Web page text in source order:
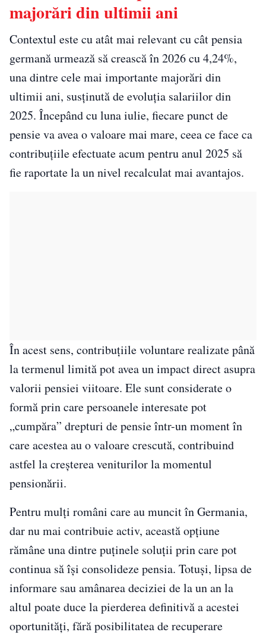
majorări din ultimii ani
Contextul este cu atât mai relevant cu cât pensia
germană urmează să crească în 2026 cu 4,24%,
una dintre cele mai importante majorări din
ultimii ani, susținută de evoluția salariilor din
2025. Începând cu luna iulie, fiecare punct de
pensie va avea o valoare mai mare, ceea ce face ca
contribuțiile efectuate acum pentru anul 2025 să
fie raportate la un nivel recalculat mai avantajos.
În acest sens, contribuțiile voluntare realizate până
la termenul limită pot avea un impact direct asupra
valorii pensiei viitoare. Ele sunt considerate o
formă prin care persoanele interesate pot
„cumpăra” drepturi de pensie într-un moment în
care acestea au o valoare crescută, contribuind
astfel la creșterea veniturilor la momentul
pensionării.
Pentru mulți români care au muncit în Germania,
dar nu mai contribuie activ, această opțiune
rămâne una dintre puținele soluții prin care pot
continua să își consolideze pensia. Totuși, lipsa de
informare sau amânarea deciziei de la un an la
altul poate duce la pierderea definitivă a acestei
oportunități, fără posibilitatea de recuperare